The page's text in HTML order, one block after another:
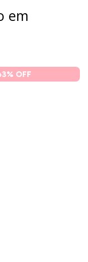
em
% OFF